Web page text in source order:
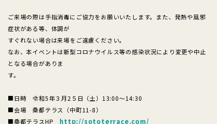
ご来場の際は手指消毒にご協力をお願いいたします。また、発熱や風邪
症状がある等、体調が
すぐれない場合は来場をご遠慮ください。
なお、本イベントは新型コロナウイルス等の感染状況により変更や中止
となる場合がありま
す。
■日時 令和5年３月2５日（土）13:00～14:30
■会場 桑都テラス（中町11-8）
■桑都テラスHP http://sototerrace.com/